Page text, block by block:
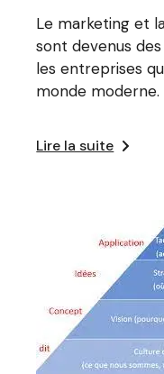
Le marketing et
sont devenus
les entreprises
monde moderne.
Lire la suite